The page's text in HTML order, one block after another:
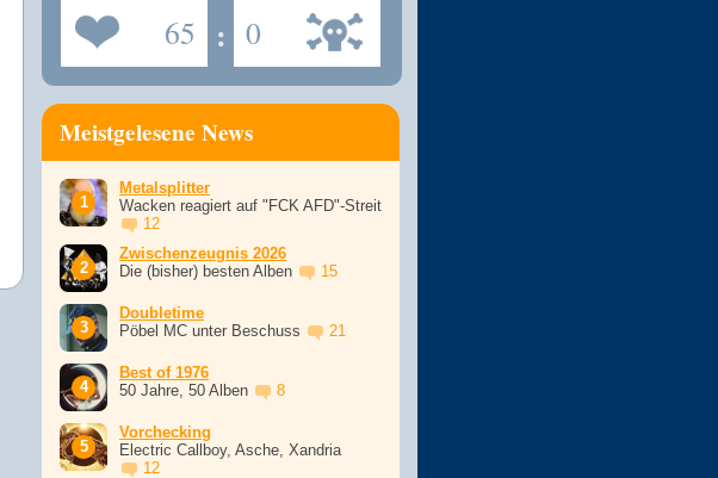
65 : 0
Meistgelesene News
Metalsplitter
Wacken reagiert auf "FCK AFD"-Streit
12
Zwischenzeugnis 2026
Die (bisher) besten Alben
15
Doubletime
Pöbel MC unter Beschuss
21
Best of 1976
50 Jahre, 50 Alben
8
Vorchecking
Electric Callboy, Asche, Xandria
12